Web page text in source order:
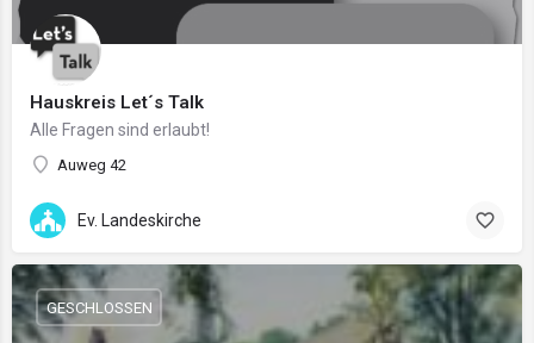
Hauskreis Let´s Talk
Alle Fragen sind erlaubt!
Auweg 42
Ev. Landeskirche
GESCHLOSSEN